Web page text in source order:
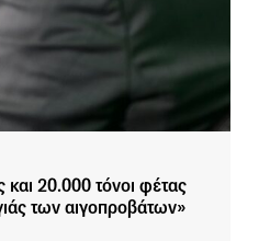
20.000 τόνοι φέτας
των αιγοπροβάτων»